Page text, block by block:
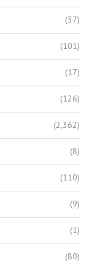
(37)
(101)
(17)
(126)
(2,362)
(8)
(110)
(9)
(1)
(80)